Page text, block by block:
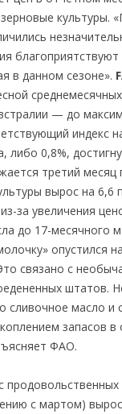
культуры.
в данном сезоне».
— до
индекс
либо 0,8%,
третий месяц
вырос на 6,6
за увеличения
до 17-месячного
опустился
связано с
штатов.
сливочное масло и
запасов в
ФАО.
с мартом)